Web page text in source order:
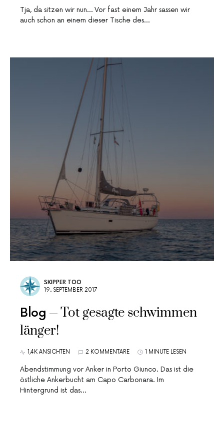
Tja, da sitzen wir nun… Vor fast einem Jahr sassen wir
auch schon an einem dieser Tische des…
SKIPPER TOO
19. SEPTEMBER 2017
Blog
Tot gesagte schwimmen
länger!
1,4K ANSICHTEN 2 KOMMENTARE 1 MINUTE LESEN
Abendstimmung vor Anker in Porto Giunco. Das ist die
östliche Ankerbucht am Capo Carbonara. Im
Hintergrund ist das…